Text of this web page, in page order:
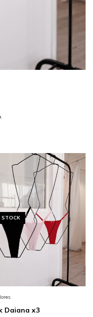
STOCK
Daiana x3